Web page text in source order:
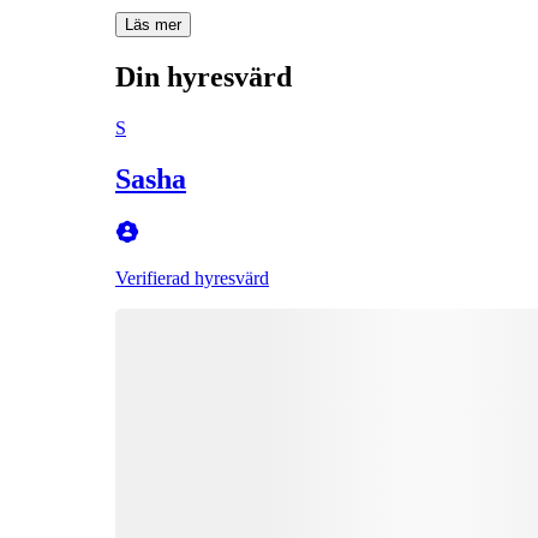
Läs mer
Din hyresvärd
S
Sasha
Verifierad hyresvärd